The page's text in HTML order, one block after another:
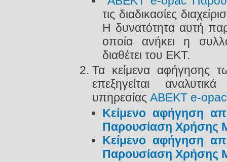
τις διαδικασίες
Η δυνατότητα αυτή
οποία ανήκει η
διαθέτει του ΕΚΤ.
Τα κείμενα αφήγησης
επεξηγείται
υπηρεσίας ΑΒΕΚΤ e-opac
Κείμενο αφήγηση
Παρουσίαση Χρήσης
Κείμενο αφήγηση
Παρουσίαση Χρήσης